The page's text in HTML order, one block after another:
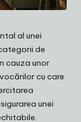
al unei
de
cauza unor
cu care
unei